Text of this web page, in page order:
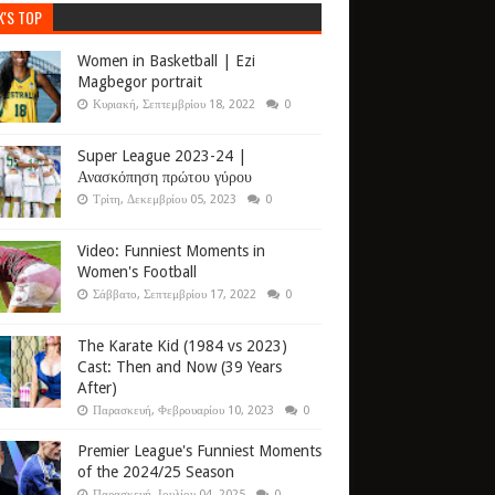
TOP
Women in Basketball | Ezi
Magbegor portrait
Κυριακή, Σεπτεμβρίου 18, 2022 0
Super League 2023-24 |
Ανασκόπηση πρώτου γύρου
Τρίτη, Δεκεμβρίου 05, 2023 0
Video: Funniest Moments in
Women's Football
Σάββατο, Σεπτεμβρίου 17, 2022 0
The Karate Kid (1984 vs 2023)
Cast: Then and Now (39 Years
After)
Παρασκευή, Φεβρουαρίου 10, 2023 0
Premier League's Funniest Moments
of the 2024/25 Season